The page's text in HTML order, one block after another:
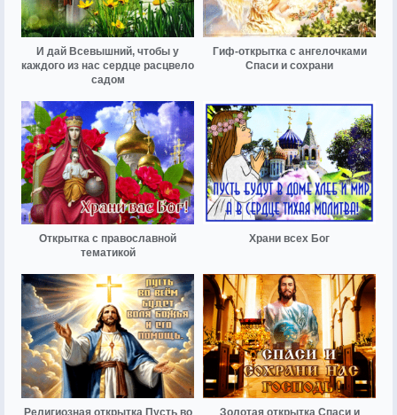
И дай Всевышний, чтобы у
каждого из нас сердце расцвело
садом
Гиф-открытка с ангелочками
Спаси и сохрани
Открытка с православной
тематикой
Храни всех Бог
Религиозная открытка Пусть во Золотая открытка Спаси и